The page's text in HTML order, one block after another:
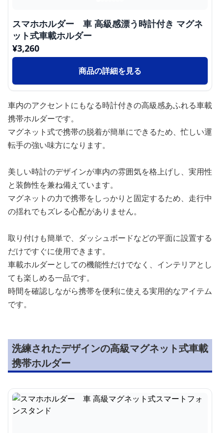
スマホホルダー 車 高級感漂う時計付き マグネ
ット式車載ホルダー
¥3,260
商品の詳細を見る
車内のアクセントにもなる時計付きの高級感あふれる車載
携帯ホルダーです。
マグネット式で携帯の脱着が簡単にできるため、忙しい運
転手の強い味方になります。
美しい時計のデザインが車内の雰囲気を格上げし、実用性
と装飾性を兼ね備えています。
マグネットの力で携帯をしっかりと固定するため、走行中
の揺れでもズレる心配がありません。
取り付けも簡単で、ダッシュボードなどの平面に設置する
だけですぐに使用できます。
車載ホルダーとしての機能性だけでなく、インテリアとし
ても楽しめる一品です。
時間を確認しながら携帯を便利に使える実用的なアイテム
です。
洗練されたデザインの高級マグネット式車載
携帯ホルダー